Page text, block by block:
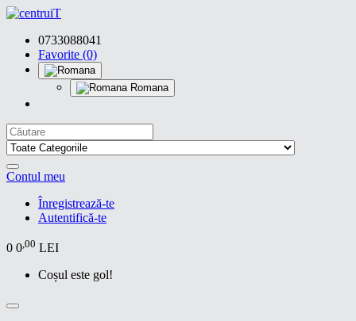
0733088041
Favorite (0)
Romana
Contul meu
Înregistrează-te
Autentifică-te
0 0,00 LEI
Coșul este gol!